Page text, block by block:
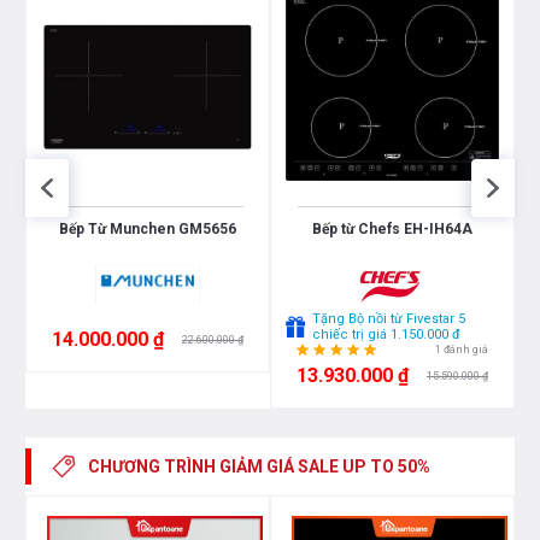
lên công suất tương đương với mức nhiệt lượng lớn
nhất. Do đó, các món ăn được nấu chín nhanh hơn, tiết
kiệm thời gian vào bếp cho chị em nội trợ. Chức năng
Booster nấu siêu nhanh, tuy nhiên thời gian tối đa mặc
định dùng chức năng này là 10 phút / lần tránh quá tải.
Bếp Từ Munchen GM5656
14.000.000 ₫ 22.600.000 ₫
Bếp từ Chefs EH-IH64A
Tặng Bộ nồi từ Fivestar 5
chiếc trị giá 1.150.000 đ
1 đánh giá
13.930.000 ₫ 15.590.000 ₫
CHƯƠNG TRÌNH GIẢM GIÁSALE UP TO 50%